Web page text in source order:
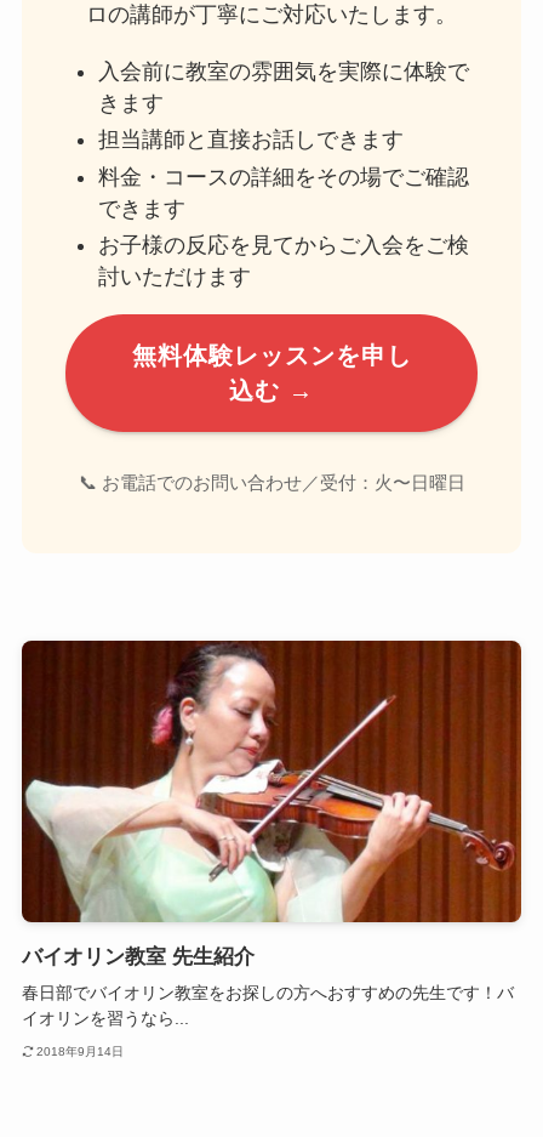
ロの講師が丁寧にご対応いたします。
入会前に教室の雰囲気を実際に体験で
きます
担当講師と直接お話しできます
料金・コースの詳細をその場でご確認
できます
お子様の反応を見てからご入会をご検
討いただけます
無料体験レッスンを申し
込む →
📞 お電話でのお問い合わせ／受付：火〜日曜日
バイオリン教室 先生紹介
春日部でバイオリン教室をお探しの方へおすすめの先生です！バ
イオリンを習うなら...
2018年9月14日